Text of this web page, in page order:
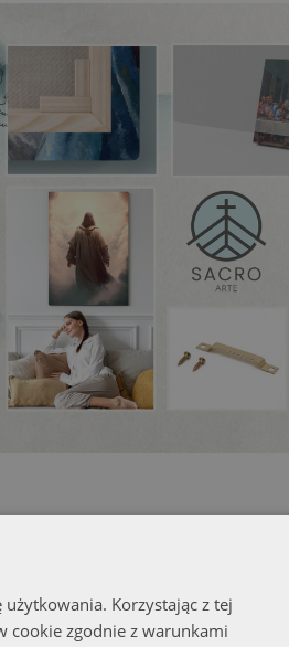
Korzystając z tej
cookie zgodnie z warunkami